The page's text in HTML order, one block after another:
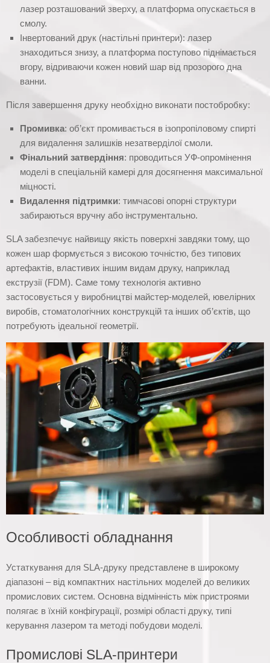
лазер розташований зверху, а платформа опускається в
смолу.
Інвертований друк (настільні принтери): лазер
знаходиться знизу, а платформа поступово піднімається
вгору, відриваючи кожен новий шар від прозорого дна
ванни.
Після завершення друку необхідно виконати постобробку:
Промивка: об’єкт промивається в ізопропіловому спирті
для видалення залишків незатверділої смоли.
Фінальний затвердіння: проводиться УФ-опромінення
моделі в спеціальній камері для досягнення максимальної
міцності.
Видалення підтримки: тимчасові опорні структури
забираються вручну або інструментально.
SLA забезпечує найвищу якість поверхні завдяки тому, що
кожен шар формується з високою точністю, без типових
артефактів, властивих іншим видам друку, наприклад
екструзії (FDM). Саме тому технологія активно
застосовується у виробництві майстер-моделей, ювелірних
виробів, стоматологічних конструкцій та інших об’єктів, що
потребують ідеальної геометрії.
Особливості обладнання
Устаткування для SLA-друку представлене в широкому
діапазоні – від компактних настільних моделей до великих
промислових систем. Основна відмінність між пристроями
полягає в їхній конфігурації, розмірі області друку, типі
керування лазером та методі побудови моделі.
Промислові SLA-принтери